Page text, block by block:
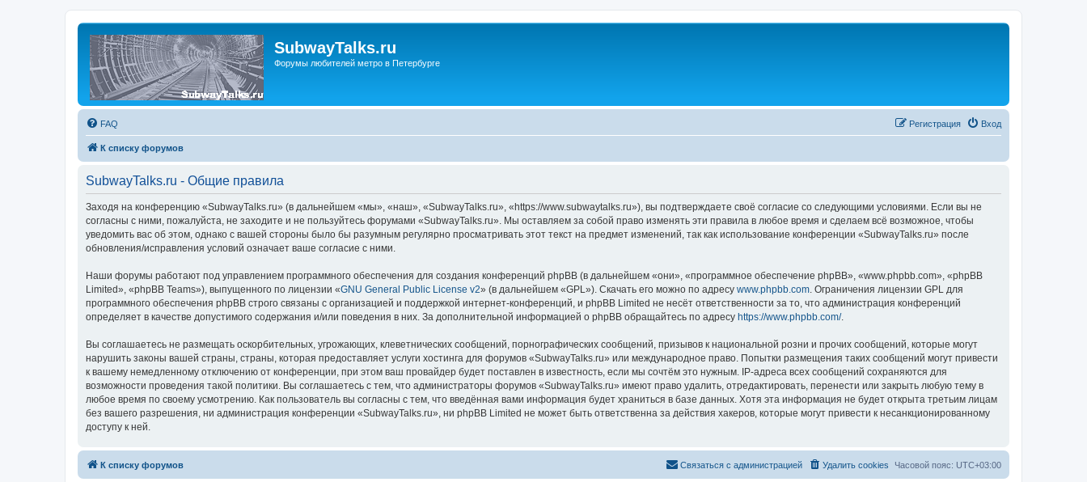
SubwayTalks.ru
Форумы любителей метро в Петербурге
FAQ Вход
Регистрация
К списку форумов
SubwayTalks.ru - Общие правила
Заходя на конференцию «SubwayTalks.ru» (в дальнейшем «мы», «наш», «SubwayTalks.ru», «https://www.subwaytalks.ru»), вы подтверждаете своё согласие со следующими условиями. Если вы не
согласны с ними, пожалуйста, не заходите и не пользуйтесь форумами «SubwayTalks.ru». Мы оставляем за собой право изменять эти правила в любое время и сделаем всё возможное, чтобы
уведомить вас об этом, однако с вашей стороны было бы разумным регулярно просматривать этот текст на предмет изменений, так как использование конференции «SubwayTalks.ru» после
обновления/исправления условий означает ваше согласие с ними.
Наши форумы работают под управлением программного обеспечения для создания конференций phpBB (в дальнейшем «они», «программное обеспечение phpBB», «www.phpbb.com», «phpBB
Limited», «phpBB Teams»), выпущенного по лицензии «GNU General Public License v2» (в дальнейшем «GPL»). Скачать его можно по адресу www.phpbb.com. Ограничения лицензии GPL для
программного обеспечения phpBB строго связаны с организацией и поддержкой интернет-конференций, и phpBB Limited не несёт ответственности за то, что администрация конференций
определяет в качестве допустимого содержания и/или поведения в них. За дополнительной информацией о phpBB обращайтесь по адресу https://www.phpbb.com/.
Вы соглашаетесь не размещать оскорбительных, угрожающих, клеветнических сообщений, порнографических сообщений, призывов к национальной розни и прочих сообщений, которые могут
нарушить законы вашей страны, страны, которая предоставляет услуги хостинга для форумов «SubwayTalks.ru» или международное право. Попытки размещения таких сообщений могут привести
к вашему немедленному отключению от конференции, при этом ваш провайдер будет поставлен в известность, если мы сочтём это нужным. IP-адреса всех сообщений сохраняются для
возможности проведения такой политики. Вы соглашаетесь с тем, что администраторы форумов «SubwayTalks.ru» имеют право удалить, отредактировать, перенести или закрыть любую тему в
любое время по своему усмотрению. Как пользователь вы согласны с тем, что введённая вами информация будет храниться в базе данных. Хотя эта информация не будет открыта третьим лицам
без вашего разрешения, ни администрация конференции «SubwayTalks.ru», ни phpBB Limited не может быть ответственна за действия хакеров, которые могут привести к несанкционированному
доступу к ней.
К списку форумов Часовой пояс: UTC+03:00
Удалить cookies
Связаться с администрацией